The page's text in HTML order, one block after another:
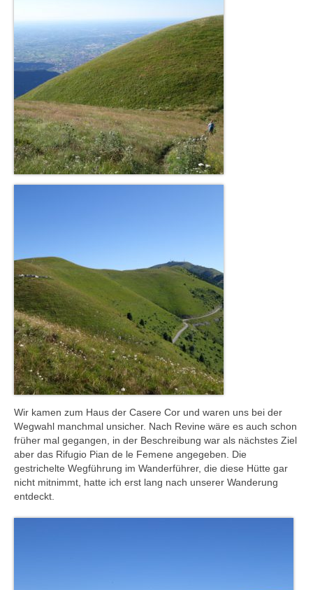
Wir kamen zum Haus der Casere Cor und waren uns bei der
Wegwahl manchmal unsicher. Nach Revine wäre es auch schon
früher mal gegangen, in der Beschreibung war als nächstes Ziel
aber das Rifugio Pian de le Femene angegeben. Die
gestrichelte Wegführung im Wanderführer, die diese Hütte gar
nicht mitnimmt, hatte ich erst lang nach unserer Wanderung
entdeckt.